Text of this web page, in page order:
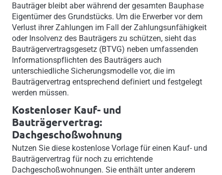
Bauträger bleibt aber während der gesamten Bauphase
Eigentümer des Grundstücks. Um die Erwerber vor dem
Verlust ihrer Zahlungen im Fall der Zahlungsunfähigkeit
oder Insolvenz des Bauträgers zu schützen, sieht das
Bauträgervertragsgesetz (BTVG) neben umfassenden
Informationspflichten des Bauträgers auch
unterschiedliche Sicherungsmodelle vor, die im
Bauträgervertrag entsprechend definiert und festgelegt
werden müssen.
Kostenloser Kauf- und
Bauträgervertrag:
Dachgeschoßwohnung
Nutzen Sie diese kostenlose Vorlage für einen Kauf- und
Bauträgervertrag für noch zu errichtende
Dachgeschoßwohnungen. Sie enthält unter anderem